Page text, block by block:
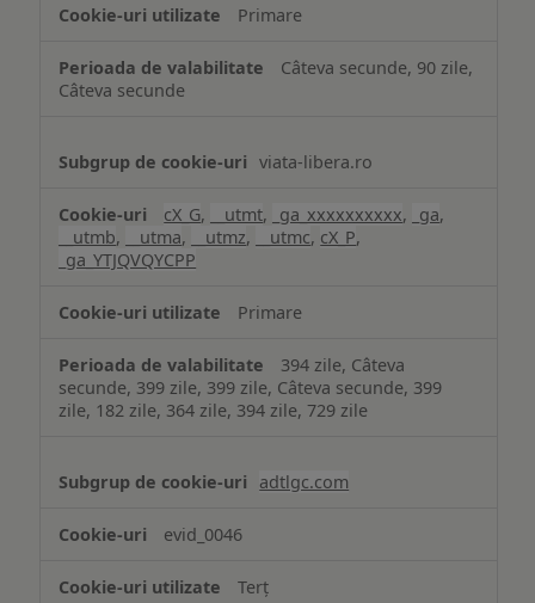
Primare
Câteva secunde, 90 zile,
Câteva secunde
viata-libera.ro
cX_G, __utmt, _ga_xxxxxxxxxx, _ga,
__utmb, __utma, __utmz, __utmc, cX_P,
_ga_YTJQVQYCPP
Primare
394 zile, Câteva
secunde, 399 zile, 399 zile, Câteva secunde, 399
zile, 182 zile, 364 zile, 394 zile, 729 zile
adtlgc.com
evid_0046
Terț